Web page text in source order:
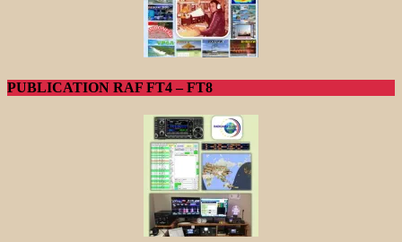
PUBLICATION RAF FT4 – FT8